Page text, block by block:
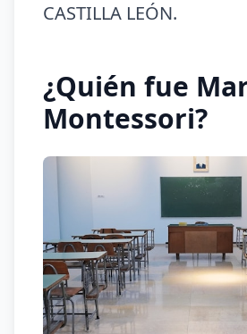
CASTILLA LEÓN.
¿Quién fue
Montessori?